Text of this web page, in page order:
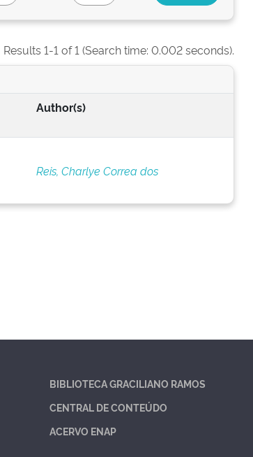
Results 1-1 of 1 (Search time: 0.002 seconds).
Author(s)
Reis, Charlye Correa dos
BIBLIOTECA GRACILIANO RAMOS
CENTRAL DE CONTEÚDO
ACERVO ENAP